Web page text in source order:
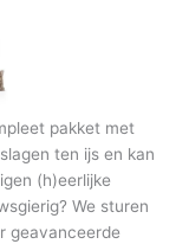
pakket met
ten ijs en kan
(h)eerlijke
We sturen
geavanceerde